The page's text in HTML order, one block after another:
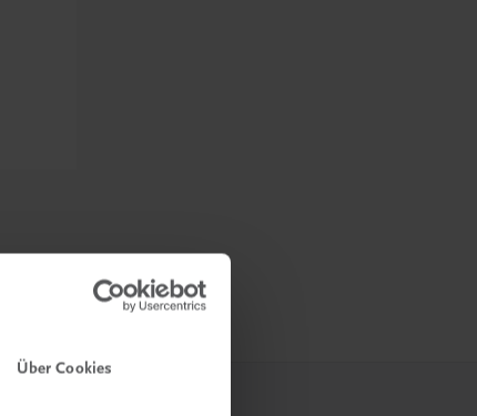
Über Cookies